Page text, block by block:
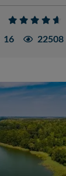
16
22508